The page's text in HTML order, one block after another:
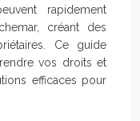
rapidement
créant des
Ce guide
vos droits et
efficaces pour